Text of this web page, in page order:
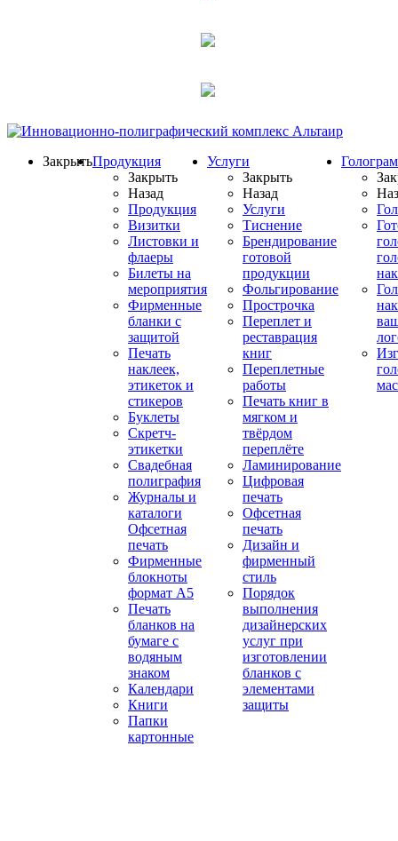
ЗакрытьПродукция
Закрыть
Назад
Продукция
Визитки
Листовки и
флаеры
Билеты на
мероприятия
Фирменные
бланки с
защитой
Печать
наклеек,
этикеток и
стикеров
Буклеты
Скретч-
этикетки
Свадебная
полиграфия
Журналы и
каталоги
Офсетная
печать
Фирменные
блокноты
формат А5
Печать
бланков на
бумаге с
водяным
знаком
Календари
Книги
Папки
картонные
Услуги
Закрыть
Назад
Услуги
Тиснение
Брендирование
готовой
продукции
Фольгирование
Прострочка
Переплет и
реставрация
книг
Переплетные
работы
Печать книг в
мягком и
твёрдом
переплёте
Ламинирование
Цифровая
печать
Офсетная
печать
Дизайн и
фирменный
стиль
Порядок
выполнения
дизайнерских
услуг при
изготовлении
бланков с
элементами
защиты